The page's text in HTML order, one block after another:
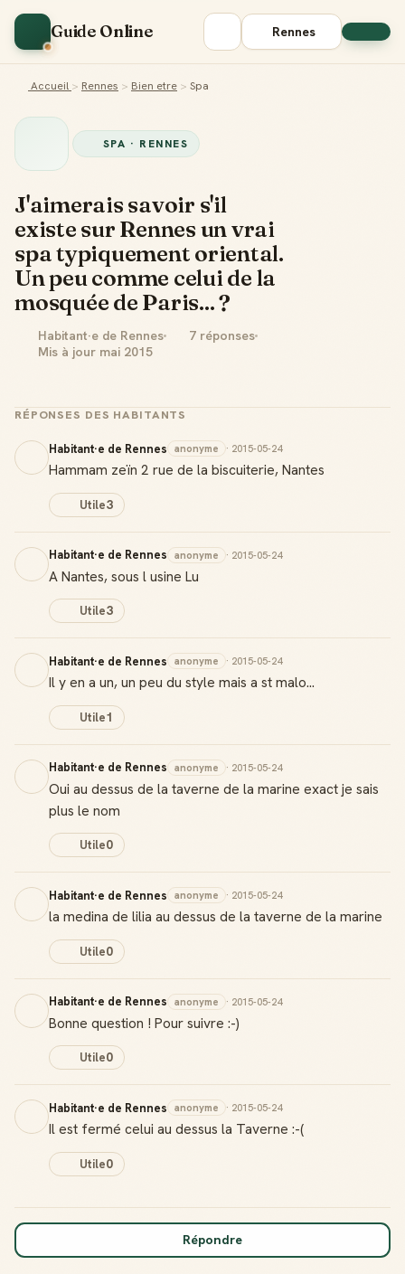
Guide Online Rennes
Accueil > Rennes > Bien etre > Spa
SPA · RENNES
J'aimerais savoir s'il
existe sur Rennes un vrai
spa typiquement oriental.
Un peu comme celui de la
mosquée de Paris... ?
Habitant·e de Rennes
7 réponses
Mis à jour mai 2015
RÉPONSES DES HABITANTS
Habitant·e de Rennes anonyme · 2015-05-24
Hammam zeïn 2 rue de la biscuiterie, Nantes
Utile3
Habitant·e de Rennes anonyme · 2015-05-24
A Nantes, sous l usine Lu
Utile3
Habitant·e de Rennes anonyme · 2015-05-24
Il y en a un, un peu du style mais a st malo...
Utile1
Habitant·e de Rennes anonyme · 2015-05-24
Oui au dessus de la taverne de la marine exact je sais
plus le nom
Utile0
Habitant·e de Rennes anonyme · 2015-05-24
la medina de lilia au dessus de la taverne de la marine
Utile0
Habitant·e de Rennes anonyme · 2015-05-24
Bonne question ! Pour suivre :-)
Utile0
Habitant·e de Rennes anonyme · 2015-05-24
Il est fermé celui au dessus la Taverne :-(
Utile0
Répondre